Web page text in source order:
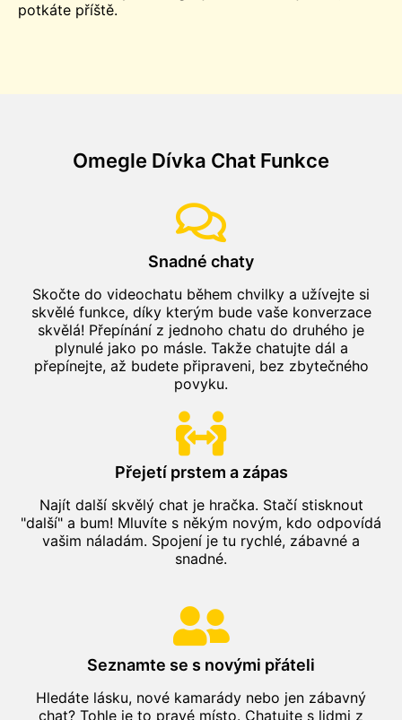
potkáte příště.
Omegle Dívka Chat Funkce
Snadné chaty
Skočte do videochatu během chvilky a užívejte si
skvělé funkce, díky kterým bude vaše konverzace
skvělá! Přepínání z jednoho chatu do druhého je
plynulé jako po másle. Takže chatujte dál a
přepínejte, až budete připraveni, bez zbytečného
povyku.
Přejetí prstem a zápas
Najít další skvělý chat je hračka. Stačí stisknout
"další" a bum! Mluvíte s někým novým, kdo odpovídá
vašim náladám. Spojení je tu rychlé, zábavné a
snadné.
Seznamte se s novými přáteli
Hledáte lásku, nové kamarády nebo jen zábavný
chat? Tohle je to pravé místo. Chatujte s lidmi z